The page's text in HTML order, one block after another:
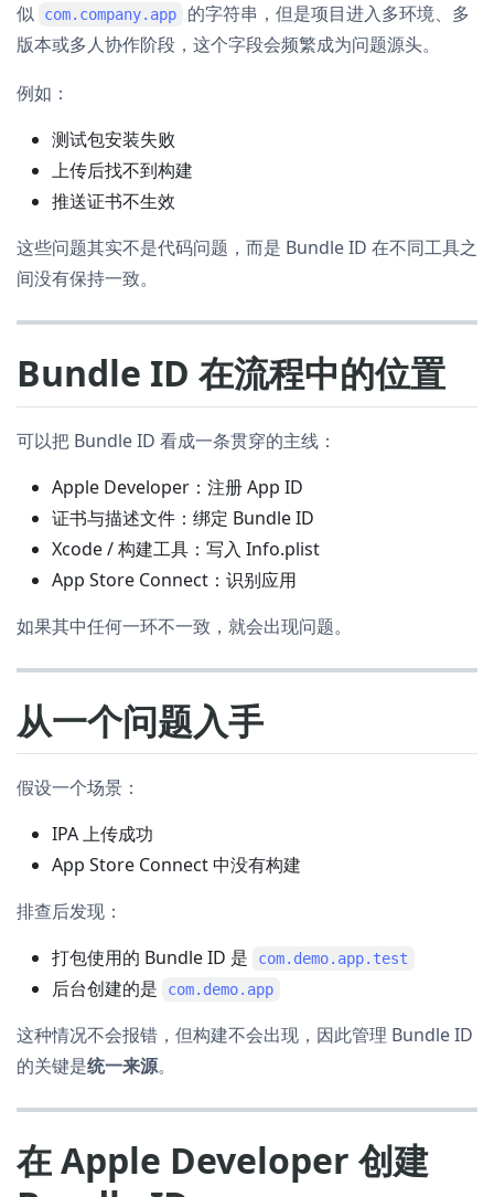
似
com.company.app
的字符串，但是项目进入多环境、多
版本或多人协作阶段，这个字段会频繁成为问题源头。
例如：
测试包安装失败
上传后找不到构建
推送证书不生效
这些问题其实不是代码问题，而是 Bundle ID 在不同工具之
间没有保持一致。
Bundle ID 在流程中的位置
可以把 Bundle ID 看成一条贯穿的主线：
Apple Developer：注册 App ID
证书与描述文件：绑定 Bundle ID
Xcode / 构建工具：写入 Info.plist
App Store Connect：识别应用
如果其中任何一环不一致，就会出现问题。
从一个问题入手
假设一个场景：
IPA 上传成功
App Store Connect 中没有构建
排查后发现：
打包使用的 Bundle ID 是
com.demo.app.test
后台创建的是 com.demo.app
这种情况不会报错，但构建不会出现，因此管理 Bundle ID
的关键是统一来源。
在 Apple Developer 创建